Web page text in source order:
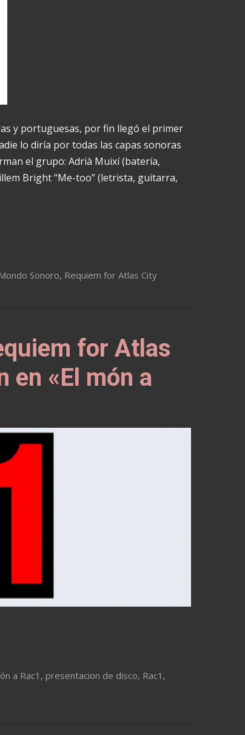
y portuguesas, por fin llegó el primer
lo diría por todas las capas sonoras
el grupo: Adrià Muixí (batería,
Bright “Me-too” (letrista, guitarra,
Sonoro, Requiem for Atlas City
for Atlas
en «El món a
a Rac1 , presentacion de disco, Rac1 ,